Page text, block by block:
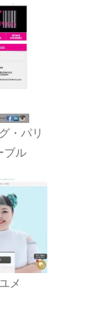
・パリ
ブル
メ